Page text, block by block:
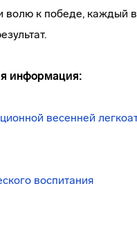
волю к победе, каждый
информация:
весенней
воспитания